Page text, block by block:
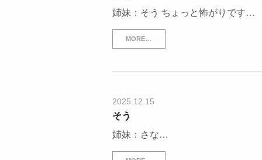
姉妹：そう ちょっと怖がりです…
MORE…
2025.12.15
そう
姉妹：さな…